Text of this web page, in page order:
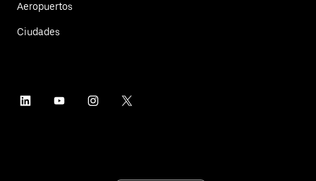
Aeropuertos
Ciudades